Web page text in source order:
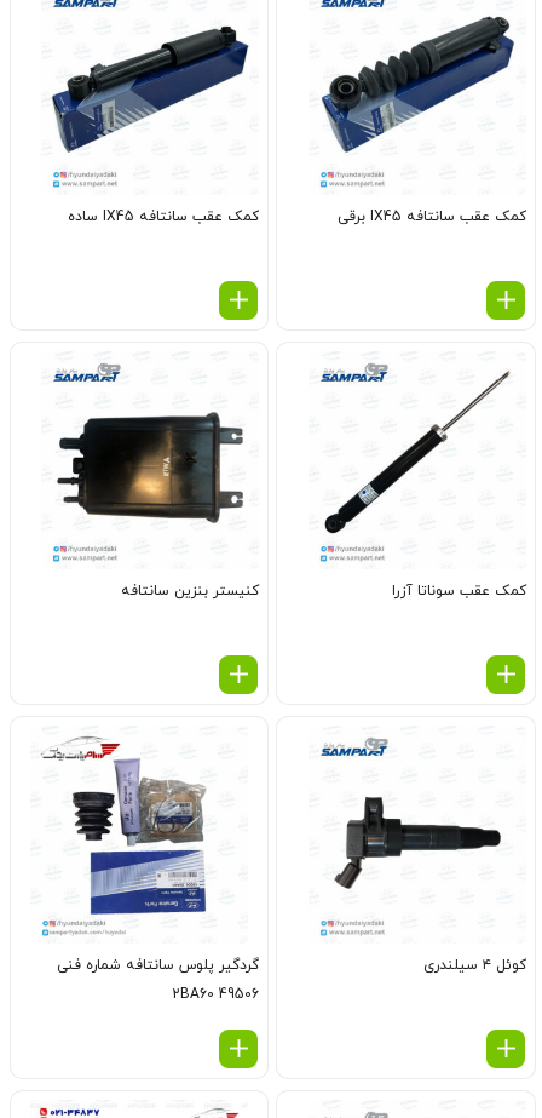
کمک عقب سانتافه IX45 برقی کمک عقب سانتافه IX45 ساده
کمک عقب سوناتا آزرا کنیستر بنزین سانتافه
کوئل ۴ سیلندری
گردگیر پلوس سانتافه شماره فنی
49506 2BA60